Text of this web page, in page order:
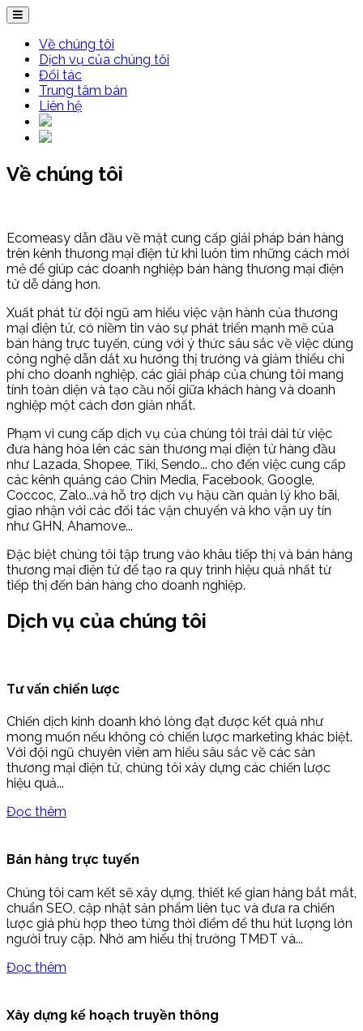
Về chúng tôi
Dịch vụ của chúng tôi
Đối tác
Trung tâm bán
Liên hệ
Về chúng tôi
Ecomeasy dẫn đầu về mặt cung cấp giải pháp bán hàng
trên kênh thương mại điện tử khi luôn tìm những cách mới
mẻ để giúp các doanh nghiệp bán hàng thương mại điện
tử dễ dàng hơn.
Xuất phát từ đội ngũ am hiểu việc vận hành của thương
mại điện tử, có niềm tin vào sự phát triển mạnh mẽ của
bán hàng trực tuyến, cùng với ý thức sâu sắc về việc dùng
công nghệ dẫn dắt xu hướng thị trường và giảm thiểu chi
phí cho doanh nghiệp, các giải pháp của chúng tôi mang
tính toàn diện và tạo cầu nối giữa khách hàng và doanh
nghiệp một cách đơn giản nhất.
Phạm vi cung cấp dịch vụ của chúng tôi trải dài từ việc
đưa hàng hóa lên các sàn thương mại điện tử hàng đầu
như Lazada, Shopee, Tiki, Sendo... cho đến việc cung cấp
các kênh quảng cáo Chin Media, Facebook, Google,
Coccoc, Zalo...và hỗ trợ dịch vụ hậu cần quản lý kho bãi,
giao nhận với các đối tác vận chuyển và kho vận uy tín
như GHN, Ahamove...
Đặc biệt chúng tôi tập trung vào khâu tiếp thị và bán hàng
thương mại điện tử để tạo ra quy trình hiệu quả nhất từ
tiếp thị đến bán hàng cho doanh nghiệp.
Dịch vụ của chúng tôi
Tư vấn chiến lược
Chiến dịch kinh doanh khó lòng đạt được kết quả như
mong muốn nếu không có chiến lược marketing khác biệt.
Với đội ngũ chuyên viên am hiểu sâu sắc về các sàn
thương mại điện tử, chúng tôi xây dựng các chiến lược
hiệu quả...
Đọc thêm
Bán hàng trực tuyến
Chúng tôi cam kết sẽ xây dựng, thiết kế gian hàng bắt mắt,
chuẩn SEO, cập nhật sản phẩm liên tục và đưa ra chiến
lược giá phù hợp theo từng thời điểm để thu hút lượng lớn
người truy cập. Nhờ am hiểu thị trường TMĐT và...
Đọc thêm
Xây dựng kế hoạch truyền thông